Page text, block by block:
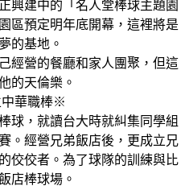
興建中的「名人堂棒球主題園
區預定明年底開幕，這裡將是
的基地。
經營的餐廳和家人團聚，但這
的天倫樂。
中華職棒※
球，就讀台大時就糾集同學組
。經營兄弟飯店後，更成立兄
佼佼者。為了球隊的訓練與比
店棒球場。